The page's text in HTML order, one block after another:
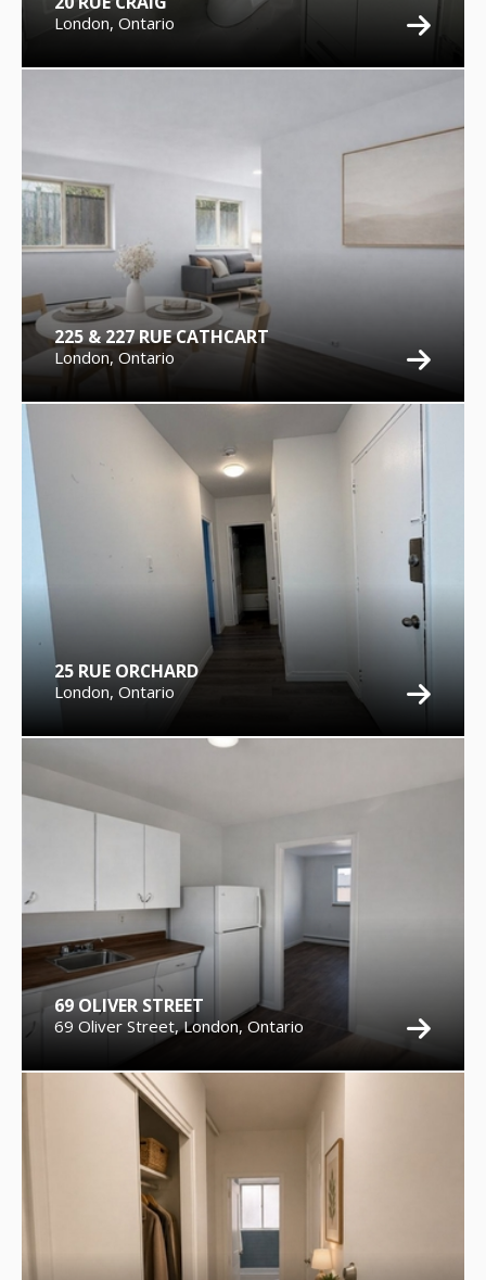
London, Ontario
225 & 227 RUE CATHCART
London, Ontario
25 RUE ORCHARD
London, Ontario
69 OLIVER STREET
69 Oliver Street, London, Ontario